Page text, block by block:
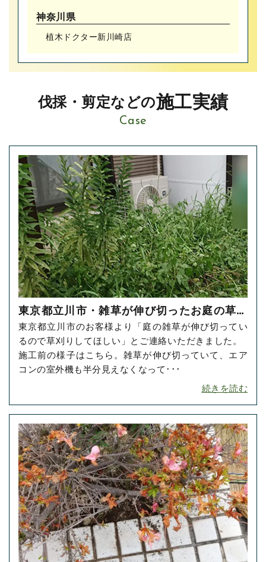
神奈川県
植木ドクター新川崎店
伐採・剪定などの施工実績
Case
東京都立川市・雑草が伸び切ったお庭の草刈
り・草抜きをご依頼いただきました！
東京都立川市のお客様より「庭の雑草が伸び切ってい
るので草刈りしてほしい」とご連絡いただきました。
施工前の様子はこちら。雑草が伸び切っていて、エア
コンの室外機も半分見えなくなって･･･
続きを読む